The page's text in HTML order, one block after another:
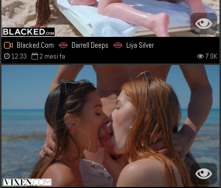
Blacked.Com Darrell Deeps Liya Silver
12:33 2 mesi fa 7.0K